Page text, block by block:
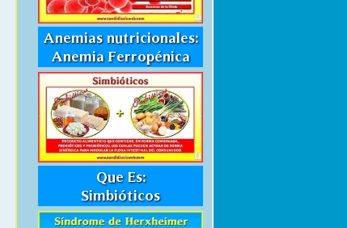
Anemias nutricionales:
Anemia Ferropénica
Que Es:
Simbióticos